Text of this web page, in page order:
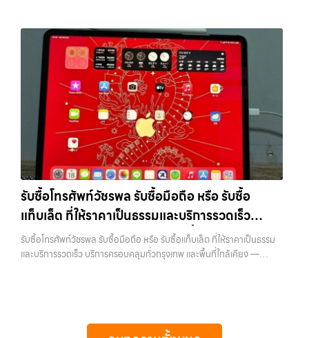
บางรัก, แจ้งวัฒนะ, บางแค, วัชรพล, รามอินทรา, รวมถึง บางนา, บางพลี,
เกษตรนวมินทร์, เสนานิคม, วังหินไม่ว่าคุณจะต้องการ รับซื้อโทรศัพท์, รับ
ซื้อแมคบุค, รับซื้อโน๊ตบุ๊ค, รับซื้อแท็บเล็ต, หรือบริการอื่นๆ เกี่ยวกับสินค้า
ไอที กรุงเทพฯ – เราพร้อมให้บริการครบวงจร บริการของเรา เราให้บริการ
แบบครบวงจรสำหรับลูกค้าที่ต้องการขายอุปกรณ์ไอที ไม่ว่าจะเป็น: รับซื้อไอ
โฟน ทุกรุ่น ทั้งเครื่องใหม่และเครื่องใช้งานแล้ว…
ทรัพย์สินที่มีมูลค่า คุณอาจต้องการเปลี่ยนรุ่น หรือต้องการเงินด่วน เราจึง
มอบบริการประเมินสภาพเครื่อง ฟรี ปราบปรามความยุ่งยากทั้งหลาย โดย
เน้น โปร่งใส มั่นใจได้ และจ่ายเงินทันทีเมื่อตกลงซื้อขายสำเร็จ บริการของเรา
ครอบคลุมทั้ง iPhone สายใหม่-เก่า, Samsung ทุกรุ่น, iPad และแท็บเล็ต
ทุกแบรนด์ เรารับถึงแม้จะอยู่ในสภาพใช้งานแล้ว ตกแต่งแล้ว หรือมีรอยบ้าง
เพราะมูลค่าของเครื่องไม่ได้ขึ้นอยู่แค่ยี่ห้อ แต่ขึ้นอยู่กับสภาพจริง ความครบ
ชุด และความสะดวกในการขายของคุณ เราจึงตั้งใจให้บริการในเขต
ลาดพร้าว, รัชดา, บางรัก, แจ้งวัฒนะ, บางแค, วัชรพล, รามอินทรา, บางนา,
บางพลี, เกษตรนวมินทร์, เสนานิคม, วังหิน อย่างเต็มที่ ไม่ว่าคุณจะค้นหาคำ
ว่า “รับซื้อมือถือใกล้ฉัน”, “รับซื้อโทรศัพท์มือสองกรุงเทพ”, “ขาย iPad ได้
ราคา”, “รับซื้อแท็บเล็ต กรุงเทพถึงที่”, หรือ “รับซื้อ Samsung มือสอง
ราคาสูง” — ที่นี่คือคำตอบ เพราะบริการของเรามุ่งตรงให้คุณได้รับราคาและ
ความสะดวกสบายที่เหนือกว่า เลือกเราแล้วคุณจะได้บริการที่คุณไว้วางใจ
พร้อมทีมงานที่พร้อมอำนวยความสะดวก นัดรับถึงที่ ตรวจสภาพอย่างมือ
อาชีพ และจ่ายเงินทันที ทั้งหมดนี้เพื่อให้การขายอุปกรณ์ของคุณเป็นเรื่อง
ง่ายขึ้น ดีกว่า รวดเร็วกว่า และคุ้มค่ากว่า ทำไมต้องเลือกเรา ผู้เชี่ยวชาญด้าน
การให้บริการ รับซื้อมือถือ iPhone, Samsung, ไอแพด แท็บเล็ตทุกยี่ห้อ ใน
ซื้อแมคบุค, รับซื้อโน๊ตบุ๊ค, รับซื้อแท็บเล็ต, หรือบริการอื่นๆ เกี่ยวกับสินค้า
แจ้งวัฒนะ บางแค วัชรพล รามอินทรา รับซื้อแท็บเล็ตเกษตนวมินทร์ — รับ
ซื้อโทรศัพท์, รับซื้อแมคบุค, รับซื้อโน๊ตบุ๊ค, รับซื้อแท็บเล็ต, หรือบริการอื่นๆ
เกี่ยวกับสินค้าไอที กรุงเทพฯ เราพร้อมให้บริการครบวงจร รับซื้อแท็บเล็ตเกษ
ตนวมินทร์ รับซื้อโทรศัพท์, รับซื้อแมคบุค, รับซื้อโน๊ตบุ๊ค, รับซื้อแท็บเล็ต, หรือ
บริการอื่นๆ เกี่ยวกับสินค้าไอที กรุงเทพฯ… รับซื้อแท็บเล็ตเกษตนวมินทร์
บริการถึงพื้นที่ เขตลาดพร้าว, รัชดา, บางรัก, แจ้งวัฒนะ, บางแค, วัชรพล,
รามอินทรา — นัดรับสะดวกทุกเขต ประสบการณ์เหนือระดับกับการ รับซื้อ
ไอโฟน, รับซื้อไอแพด, รับซื้อมือถือ ยินดีต้อนรับสู่ “รับซื้อขายมือถือ.com”
เว็บไซต์ที่คุณไว้วางใจได้ สำหรับบริการ รับซื้อ มือถือ iPhone, Samsung,
iPad, แท็บเล็ต ทุกยี่ห้อ ให้ราคาสูง พร้อมจ่ายเงินทันที ครอบคลุมพื้นที่
ลาดพร้าว, รัชดา, บางรัก, แจ้งวัฒนะ, บางแค, วัชรพล, รามอินทรา และเขต
กรุงเทพฯ ใกล้ “ใกล้ ฉัน” ที่สุด ในยุคที่สมาร์ทโฟน แท็บเล็ต และอุปกรณ์ไอที
ใหม่ๆ เปลี่ยนรุ่นกันแทบทุกช่วงเวลา อุปกรณ์ที่คุณใช้แล้วอาจกลายเป็นของ
ที่ไม่ได้ใช้งานอยู่เฉยๆ เว็บไซต์ของเราจึงเกิดขึ้นเพื่อเป็นทางเลือกให้คุณ
สามารถเปลี่ยนอุปกรณ์ที่ไม่ใช้แล้วให้กลายเป็นเงินสดได้ทันที ด้วยบริการ รับ
ซื้อไอโฟน, รับซื้อไอแพด, รับซื้อมือถือ, รับซื้อโทรศัพท์, รับซื้อโน๊ตบุ๊ค, รับซื้อ
แท็บเล็ต, รับซื้อสินค้าไอทีกรุงเทพมหานคร อย่างครบวงจร ไม่ว่าคุณจะอยู่
เครื่อง ฟรี ปราบปรามความยุ่งยากทั้งหลาย โดยเน้น โปร่งใส มั่นใจได้ และ
รับซื้อโทรศัพท์วัชรพล รับซื้อมือถือ หรือ รับซื้อ
แท็บเล็ต ที่ให้ราคาเป็นธรรมและบริการรวดเร็ว
บริการครอบคลุมทั่วกรุงเทพ และพื้นที่ใกล้เคียง
รับซื้อโทรศัพท์วัชรพล รับซื้อมือถือ หรือ รับซื้อแท็บเล็ต ที่ให้ราคาเป็นธรรม
และบริการรวดเร็ว บริการครอบคลุมทั่วกรุงเทพ และพื้นที่ใกล้เคียง —
และพื้นที่ใกล้เคียง รับซื้อโทรศัพท์วัชรพล รับซื้อมือถือ หรือ รับซื้อแท็บเล็ต ที่